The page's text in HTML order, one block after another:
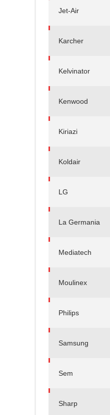
Jet-Air
Karcher
Kelvinator
Kenwood
Kiriazi
Koldair
LG
La Germania
Mediatech
Moulinex
Philips
Samsung
Sem
Sharp